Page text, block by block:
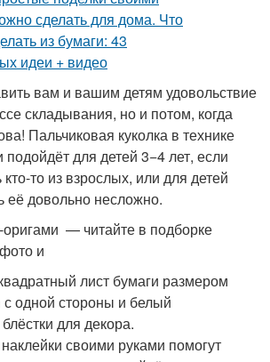
вам и вашим детям удовольствие
складывания, но и потом, когда
Пальчиковая куколка в технике
подойдёт для детей 3−4 лет, если
то из взрослых, или для детей
её довольно несложно.
оригами — читайте в подборке
и
лист бумаги размером
с одной стороны и белый
для декора.
своими руками помогут